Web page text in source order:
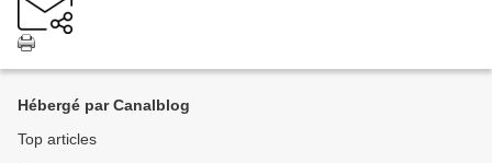
Hébergé par Canalblog
Top articles